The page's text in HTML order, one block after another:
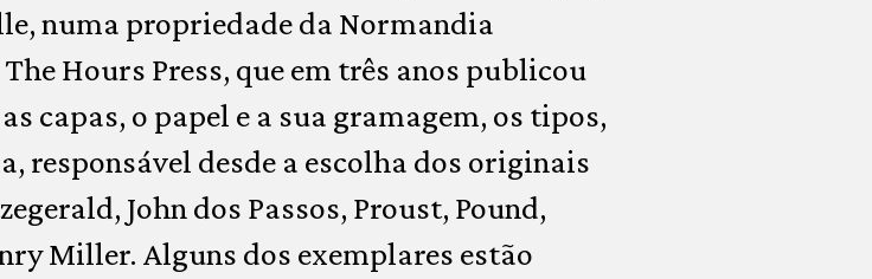
numa propriedade da Normandia
Hours Press, que em três anos publicou
capas, o papel e a sua gramagem, os tipos,
responsável desde a escolha dos originais
John dos Passos, Proust, Pound,
Miller. Alguns dos exemplares estão